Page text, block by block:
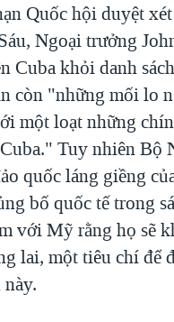
Quốc hội duyệt
Ngoại trưởng
Cuba khỏi danh
còn "những mối lo
một loạt những
Tuy nhiên Bộ
quốc láng giềng
bố quốc tế trong
với Mỹ rằng họ sẽ
lai, một tiêu chí để
này.